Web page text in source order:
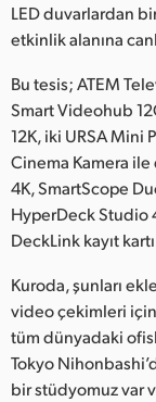
LED duvarlardan
etkinlik alanına
Bu tesis; ATEM
Smart Videohub
12K, iki URSA Mini
Cinema Kamera ile
4K, SmartScope
HyperDeck Studio
DeckLink kayıt
Kuroda, şunları
video çekimleri
tüm dünyadaki
Tokyo
bir stüdyomuz var